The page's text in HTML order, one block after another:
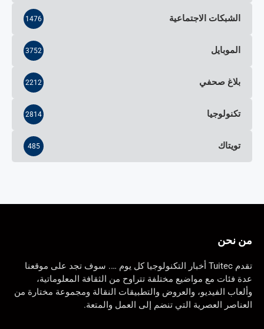
الشبكات الاجتماعية 1476
الموبايل 3752
بلاغ صحفي 2212
تكنولوجيا 2814
تويتاك 485
من نحن
تقدم Tuitec أخبار التكنولوجيا كل يوم …. سوف تجد على موقعنا
عدة فئات مع مواضيع مختلفة تتراوح من الثقافة المعلوماتية،
وألعاب الفيديو، والعروض والتطبيقات النقالة ومجموعة مختارة من
العناصر العصرية التي تنضم إلى العمل والمتعة.